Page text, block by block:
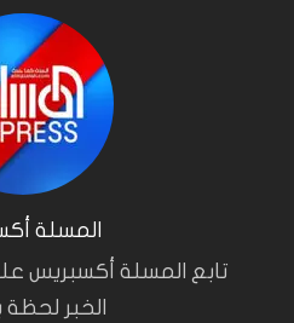
المسلة
تابع المسلة أكسبريس
الخبر